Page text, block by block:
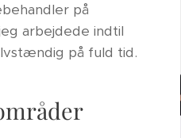
på
arbejdede indtil
på fuld tid.